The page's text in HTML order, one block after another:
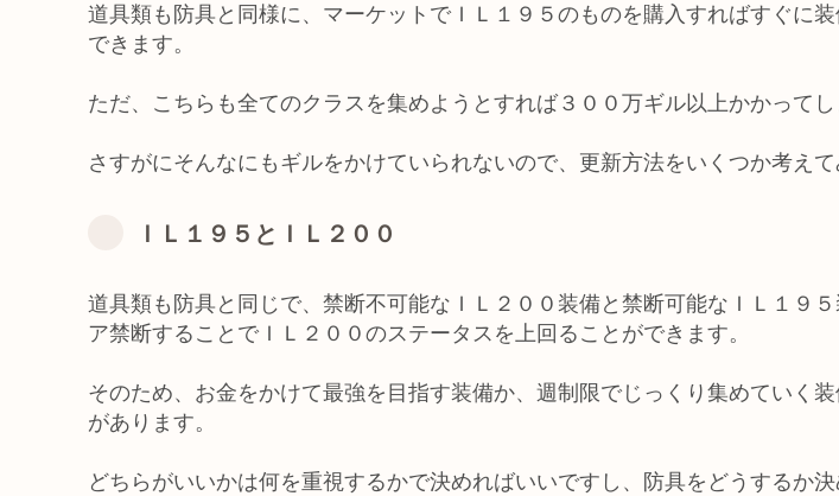
道具類も防具と同様に、マーケットでＩＬ１９５のものを購入すればすぐに
できます。
ただ、こちらも全てのクラスを集めようとすれば３００万ギル以上かかってし
さすがにそんなにもギルをかけていられないので、更新方法をいくつか考えて
ＩＬ１９５とＩＬ２００
道具類も防具と同じで、禁断不可能なＩＬ２００装備と禁断可能なＩＬ１９
ア禁断することでＩＬ２００のステータスを上回ることができます。
そのため、お金をかけて最強を目指す装備か、週制限でじっくり集めていく
があります。
どちらがいいかは何を重視するかで決めればいいですし、防具をどうするか